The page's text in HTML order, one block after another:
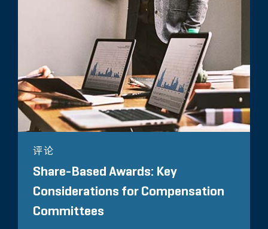
评论
Share-Based Awards: Key
Considerations for Compensation
Committees